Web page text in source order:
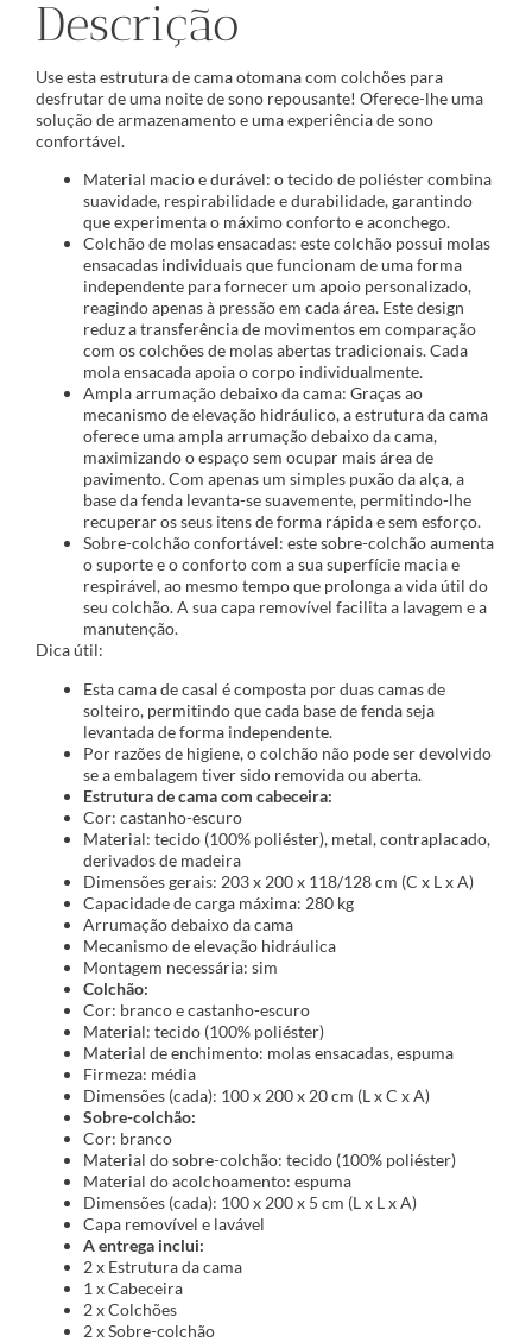
Descrição
Use esta estrutura de cama otomana com colchões para
desfrutar de uma noite de sono repousante! Oferece-lhe uma
solução de armazenamento e uma experiência de sono
confortável.
Material macio e durável: o tecido de poliéster combina
suavidade, respirabilidade e durabilidade, garantindo
que experimenta o máximo conforto e aconchego.
Colchão de molas ensacadas: este colchão possui molas
ensacadas individuais que funcionam de uma forma
independente para fornecer um apoio personalizado,
reagindo apenas à pressão em cada área. Este design
reduz a transferência de movimentos em comparação
com os colchões de molas abertas tradicionais. Cada
mola ensacada apoia o corpo individualmente.
Ampla arrumação debaixo da cama: Graças ao
mecanismo de elevação hidráulico, a estrutura da cama
oferece uma ampla arrumação debaixo da cama,
maximizando o espaço sem ocupar mais área de
pavimento. Com apenas um simples puxão da alça, a
base da fenda levanta-se suavemente, permitindo-lhe
recuperar os seus itens de forma rápida e sem esforço.
Sobre-colchão confortável: este sobre-colchão aumenta
o suporte e o conforto com a sua superfície macia e
respirável, ao mesmo tempo que prolonga a vida útil do
seu colchão. A sua capa removível facilita a lavagem e a
manutenção.
Dica útil:
Esta cama de casal é composta por duas camas de
solteiro, permitindo que cada base de fenda seja
levantada de forma independente.
Por razões de higiene, o colchão não pode ser devolvido
se a embalagem tiver sido removida ou aberta.
Estrutura de cama com cabeceira:
Cor: castanho-escuro
Material: tecido (100% poliéster), metal, contraplacado,
derivados de madeira
Dimensões gerais: 203 x 200 x 118/128 cm (C x L x A)
Capacidade de carga máxima: 280 kg
Arrumação debaixo da cama
Mecanismo de elevação hidráulica
Montagem necessária: sim
Colchão:
Cor: branco e castanho-escuro
Material: tecido (100% poliéster)
Material de enchimento: molas ensacadas, espuma
Firmeza: média
Dimensões (cada): 100 x 200 x 20 cm (L x C x A)
Sobre-colchão:
Cor: branco
Material do sobre-colchão: tecido (100% poliéster)
Material do acolchoamento: espuma
Dimensões (cada): 100 x 200 x 5 cm (L x L x A)
Capa removível e lavável
A entrega inclui:
2 x Estrutura da cama
1 x Cabeceira
2 x Colchões
2 x Sobre-colchão